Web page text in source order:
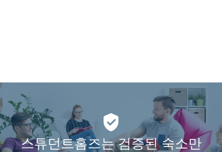
스튜던트홈즈는 검증된 숙소만